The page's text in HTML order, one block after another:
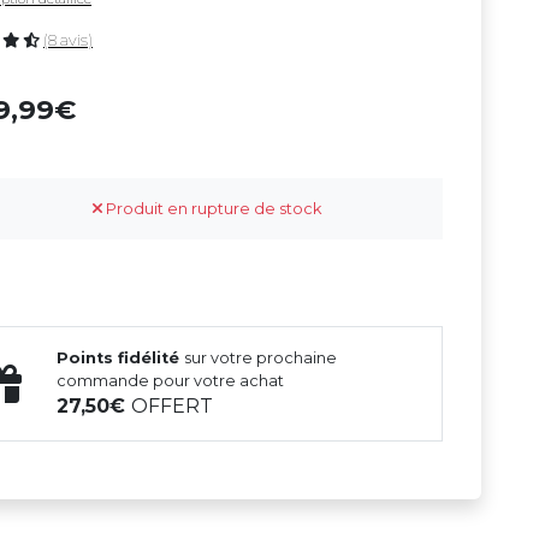
(8 avis)
Produit en rupture de stock
Points fidélité sur votre prochaine
commande pour votre achat
27,50OFFERT